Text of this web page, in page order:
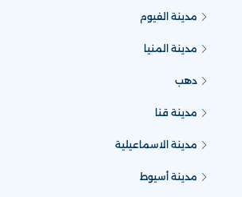
مدينة الفيوم
مدينة المنيا
دهب
مدينة قنا
مدينة الاسماعيلية
مدينة أسيوط